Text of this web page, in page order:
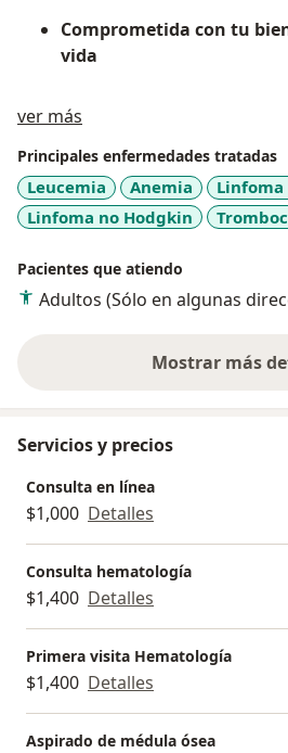
Comprometida con tu
vida
ver más
Principales enfermedades tratadas
Leucemia Anemia
Linfoma
Linfoma no Hodgkin
Pacientes que atiendo
Adultos (Sólo en algunas
Mostrar más
Servicios y precios
Consulta en línea
$1,000 Detalles
Consulta hematología
$1,400 Detalles
Primera visita Hematología
$1,400 Detalles
Aspirado de médula ósea